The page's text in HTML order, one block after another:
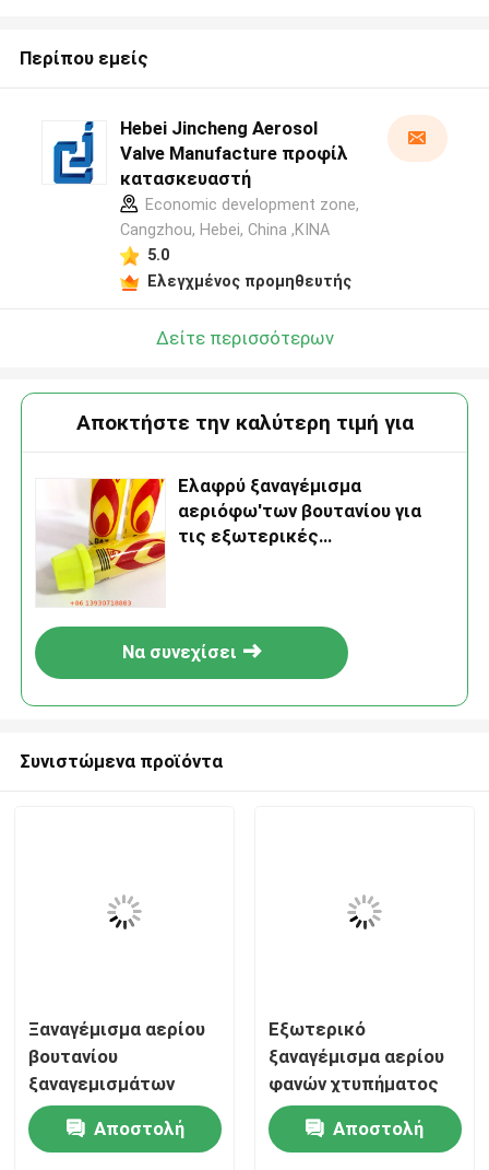
Σπίτι
Προϊόντα
Περίπου εμείς
Hebei Jincheng Aerosol
Valve Manufacture προφίλ
κατασκευαστή
Economic development zone,
Cangzhou, Hebei, China ,ΚΙΝΑ
5.0
Ελεγχμένος προμηθευτής
Δείτε περισσότερων
Αποκτήστε την καλύτερη τιμή για
Ελαφρύ ξαναγέμισμα
αεριόφω'των βουτανίου για
τις εξωτερικές
Να συνεχίσει
Συνιστώμενα προϊόντα
Ξαναγέμισμα αερίου
βουτανίου
ξαναγεμισμάτων
φανών αερίου
βουτανίου οικιακής
Αποστολή
Εξωτερικό
ξαναγέμισμα αερίου
φανών χτυπήματος
ξαναγεμισμάτων
κυλίνδρων αερίου
Αποστολή